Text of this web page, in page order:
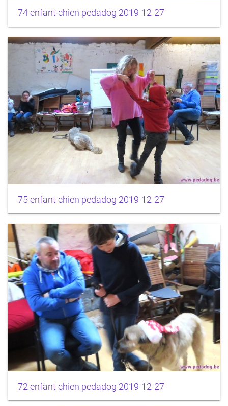
74 enfant chien pedadog 2019-12-27
75 enfant chien pedadog 2019-12-27
72 enfant chien pedadog 2019-12-27